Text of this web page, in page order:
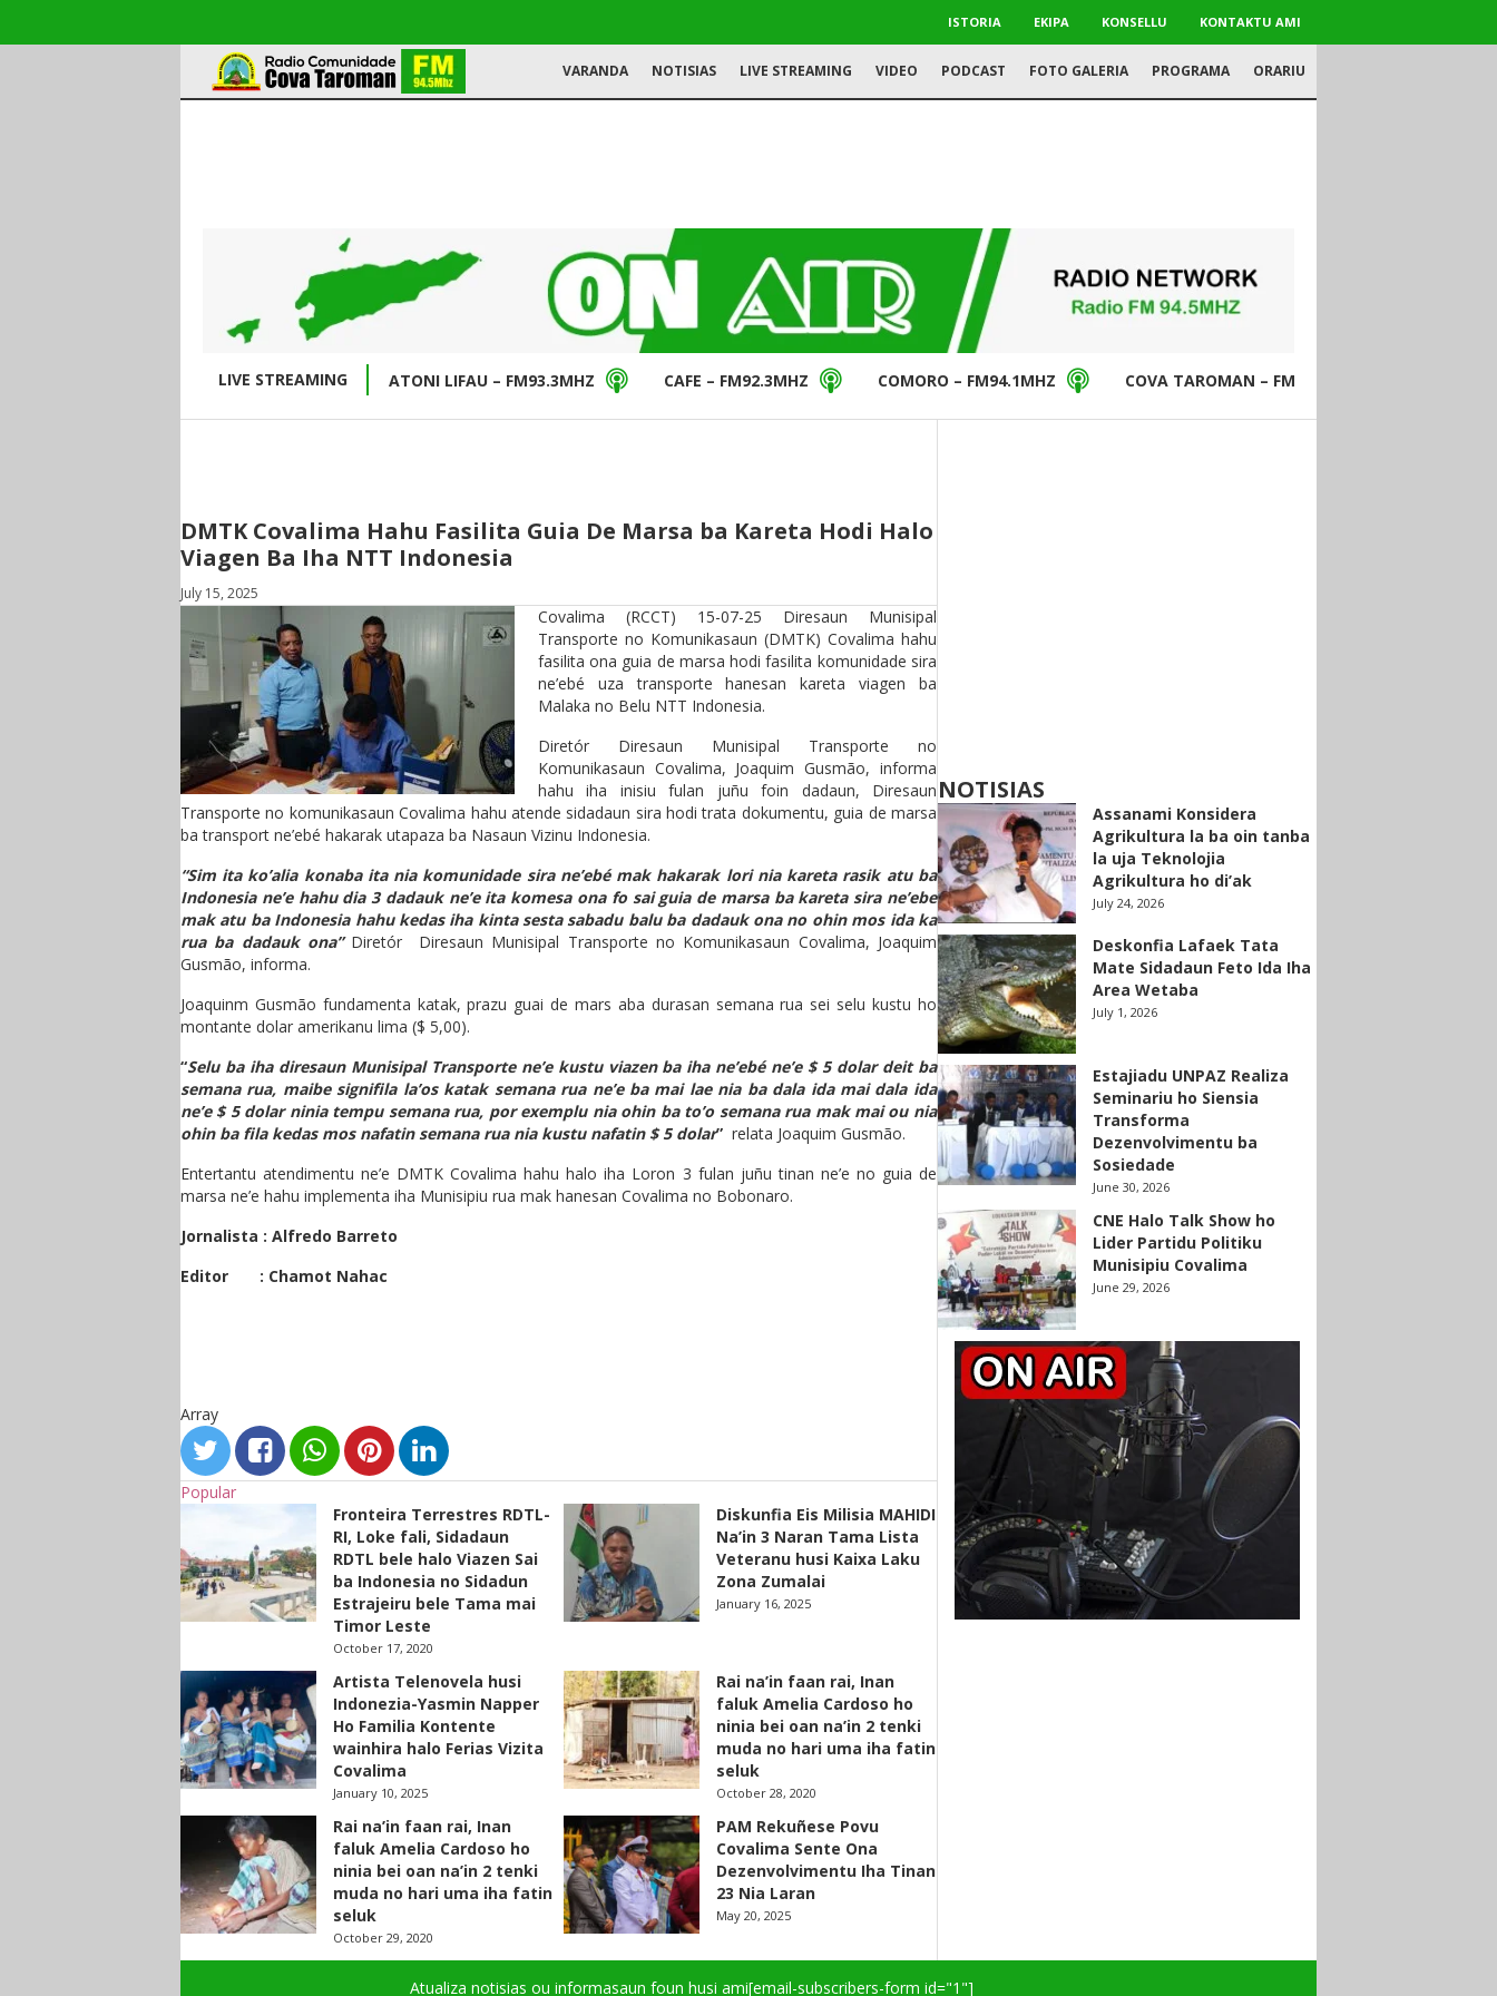
ISTORIA EKIPA KONSELLU KONTAKTU AMI
VARANDA NOTISIAS LIVE STREAMING VIDEO PODCAST FOTO GALERIA PROGRAMA ORARIU
LIVE STREAMING ATONI LIFAU – FM93.3MHZ CAFE – FM92.3MHZ COMORO – FM94.1MHZ COVA TAROMAN – FM94.5MHZ
DMTK Covalima Hahu Fasilita Guia De Marsa ba Kareta Hodi Halo
Viagen Ba Iha NTT Indonesia
July 15, 2025
Covalima (RCCT) 15-07-25 Diresaun Munisipal
Transporte no Komunikasaun (DMTK) Covalima hahu
fasilita ona guia de marsa hodi fasilita komunidade sira
ne’ebé uza transporte hanesan kareta viagen ba
Malaka no Belu NTT Indonesia.
Diretór Diresaun Munisipal Transporte no
Komunikasaun Covalima, Joaquim Gusmão, informa
hahu iha inisiu fulan juñu foin dadaun, Diresaun
Transporte no komunikasaun Covalima hahu atende sidadaun sira hodi trata dokumentu, guia de marsa
ba transport ne’ebé hakarak utapaza ba Nasaun Vizinu Indonesia.
“Sim ita ko’alia konaba ita nia komunidade sira ne’ebé mak hakarak lori nia kareta rasik atu ba
Indonesia ne’e hahu dia 3 dadauk ne’e ita komesa ona fo sai guia de marsa ba kareta sira ne’ebe
mak atu ba Indonesia hahu kedas iha kinta sesta sabadu balu ba dadauk ona no ohin mos ida ka
rua ba dadauk ona”Diretór Diresaun Munisipal Transporte no Komunikasaun Covalima, Joaquim
Gusmão, informa.
Joaquinm Gusmão fundamenta katak, prazu guai de mars aba durasan semana rua sei selu kustu ho
montante dolar amerikanu lima ($ 5,00).
“Selu ba iha diresaun Munisipal Transporte ne’e kustu viazen ba iha ne’ebé ne’e $ 5 dolar deit ba
semana rua, maibe signifila la’os katak semana rua ne’e ba mai lae nia ba dala ida mai dala ida
ne’e $ 5 dolar ninia tempu semana rua, por exemplu nia ohin ba to’o semana rua mak mai ou nia
ohin ba fila kedas mos nafatin semana rua nia kustu nafatin $ 5 dolar” relata Joaquim Gusmão.
Entertantu atendimentu ne’e DMTK Covalima hahu halo iha Loron 3 fulan juñu tinan ne’e no guia de
marsa ne’e hahu implementa iha Munisipiu rua mak hanesan Covalima no Bobonaro.
Jornalista : Alfredo Barreto
Editor : Chamot Nahac
Array
Popular
Fronteira Terrestres RDTL-
RI, Loke fali, Sidadaun
RDTL bele halo Viazen Sai
ba Indonesia no Sidadun
Estrajeiru bele Tama mai
Timor Leste
October 17, 2020
Diskunfia Eis Milisia MAHIDI
Na’in 3 Naran Tama Lista
Veteranu husi Kaixa Laku
Zona Zumalai
January 16, 2025
Artista Telenovela husi
Indonezia-Yasmin Napper
Ho Familia Kontente
wainhira halo Ferias Vizita
Covalima
January 10, 2025
Rai na’in faan rai, Inan
faluk Amelia Cardoso ho
ninia bei oan na’in 2 tenki
muda no hari uma iha fatin
seluk
October 28, 2020
Rai na’in faan rai, Inan
faluk Amelia Cardoso ho
ninia bei oan na’in 2 tenki
muda no hari uma iha fatin
seluk
October 29, 2020
PAM Rekuñese Povu
Covalima Sente Ona
Dezenvolvimentu Iha Tinan
23 Nia Laran
May 20, 2025
NOTISIAS
Assanami Konsidera
Agrikultura la ba oin tanba
la uja Teknolojia
Agrikultura ho di’ak
July 24, 2026
Deskonfia Lafaek Tata
Mate Sidadaun Feto Ida Iha
Area Wetaba
July 1, 2026
Estajiadu UNPAZ Realiza
Seminariu ho Siensia
Transforma
Dezenvolvimentu ba
Sosiedade
June 30, 2026
CNE Halo Talk Show ho
Lider Partidu Politiku
Munisipiu Covalima
June 29, 2026
Atualiza notisias ou informasaun foun husi ami[email-subscribers-form id="1"]